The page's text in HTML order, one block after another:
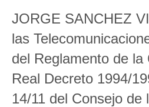
JORGE SANCHEZ
las
del Reglamento de
Real Decreto 1994/
14/11 del Consejo de